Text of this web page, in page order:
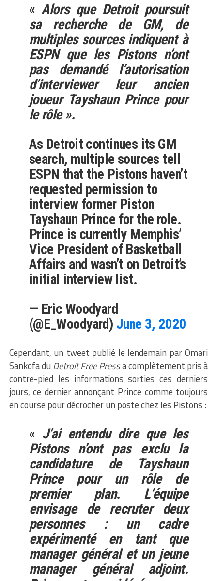
«Alors que Detroit poursuit
sa recherche de GM, de
multiples sources indiquent à
ESPN que les Pistons n’ont
pas demandé l’autorisation
d’interviewer leur ancien
joueur Tayshaun Prince pour
le rôle ».
As Detroit continues its GM
search, multiple sources tell
ESPN that the Pistons haven’t
requested permission to
interview former Piston
Tayshaun Prince for the role.
Prince is currently Memphis’
Vice President of Basketball
Affairs and wasn’t on Detroit’s
initial interview list.
— Eric Woodyard
(@E_Woodyard) June 3, 2020
Cependant, un tweet publié le lendemain par Omari
Sankofa du Detroit Free Pressa complètement pris à
contre-pied les informations sorties ces derniers
jours, ce dernier annonçant Prince comme toujours
en course pour décrocher un poste chez les Pistons :
« J’ai entendu dire que les
Pistons n’ont pas exclu la
candidature de Tayshaun
Prince pour un rôle de
premier plan. L’équipe
envisage de recruter deux
personnes : un cadre
expérimenté en tant que
manager général et un jeune
manager général adjoint.